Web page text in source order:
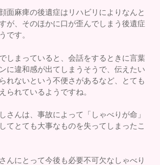
面麻痺の後遺症はリハビリによりなんと
が、そのほかに口が歪んでしまう後遺症
です。
しまっていると、会話をするときに言葉
に違和感が出てしまうそうで、伝えたい
れないという不便さがあるなど、とても
られているようですね。
さんは、事故によって「しゃべりが命」
てとても大事なものを失ってしまったこ
んにとって今後も必要不可欠なしゃべり